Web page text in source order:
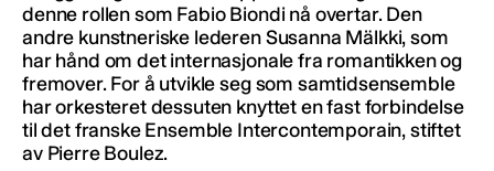
denne rollen som Fabio Biondi nå overtar. Den
andre kunstneriske lederen Susanna Mälkki, som
har hånd om det internasjonale fra romantikken og
fremover. For å utvikle seg som samtidsensemble
har orkesteret dessuten knyttet en fast forbindelse
til det franske Ensemble Intercontemporain, stiftet
av Pierre Boulez.